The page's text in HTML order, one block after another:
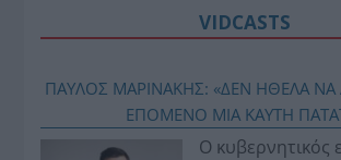
VIDCASTS
ΠΑΥΛΟΣ ΜΑΡΙΝΑΚΗΣ: «ΔΕΝ ΗΘΕΛΑ
ΕΠΟΜΕΝΟ ΜΙΑ ΚΑΥΤΗ
Ο κυβερνητικός